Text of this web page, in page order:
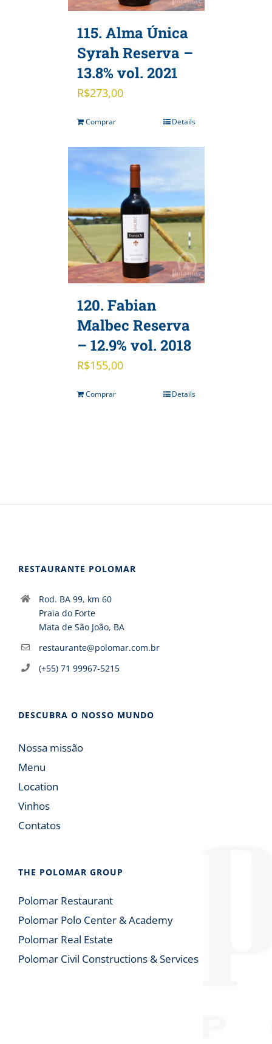
115. Alma Única
Syrah Reserva –
13.8% vol. 2021
R$273,00
Comprar Details
120. Fabian
Malbec Reserva
– 12.9% vol. 2018
R$155,00
Comprar Details
RESTAURANTE POLOMAR
Rod. BA 99, km 60
Praia do Forte
Mata de São João, BA
restaurante@polomar.com.br
(+55) 71 99967-5215
DESCUBRA O NOSSO MUNDO
Nossa missão
Menu
Location
Vinhos
Contatos
THE POLOMAR GROUP
Polomar Restaurant
Polomar Polo Center & Academy
Polomar Real Estate
Polomar Civil Constructions & Services